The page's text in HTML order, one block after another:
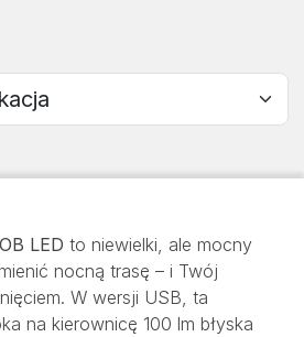
LED to niewielki, ale mocny
nocną trasę – i Twój
W wersji USB, ta
na kierownicę 100 lm błyska